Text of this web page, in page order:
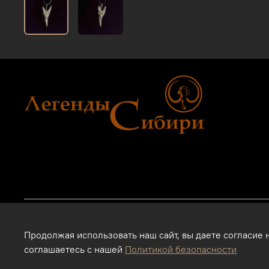
Магазин подарков и сувениров в Тюмени. Тюменские
Интернет-магазин. Использование фотографий,
Продолжая использовать наш сайт, вы даете
соглашаетесь с нашей Политикой безопасности